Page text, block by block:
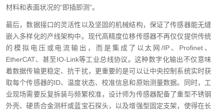
材料和表面状况的“即插即测”。
最后，数据接口的灵活性以及坚固的机械结构，保证了传感器能无缝
嵌入多样化的产线架构中。现代高精度位移传感器不再仅仅提供传统
的模拟电压或电流输出，而是集成了以太网/IP、Profinet、
EtherCAT、甚至IO-Link等工业总线协议。这种数字化输出不仅意味
着数据传输更稳定、抗干扰，更重要的是可以让中央控制系统实时获
取每个传感器的ID、温度状态、校准信息和原始测量数据。同时，工
业现场需要反复拆装与频繁校准，设计师为传感器配备了重型不锈钢
外壳、硬质合金测杆或蓝宝石探头，以及增强型固定支架，使得在长